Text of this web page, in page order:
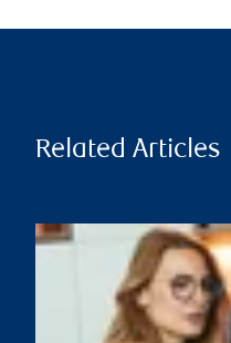
Related Articles